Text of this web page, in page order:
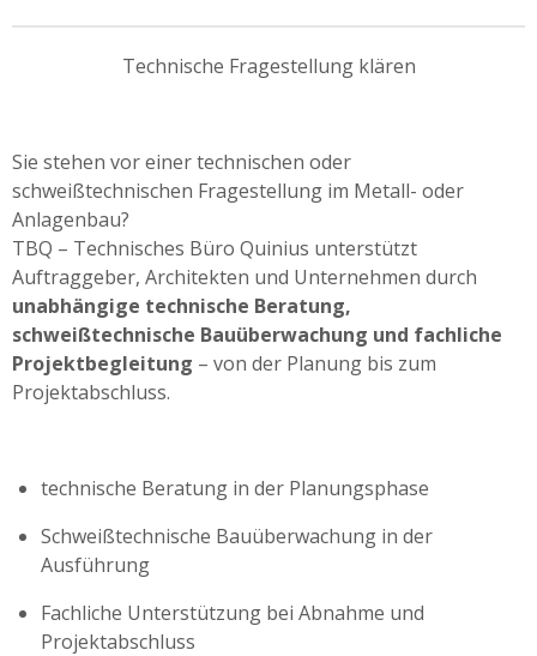
Technische Fragestellung klären
Sie stehen vor einer technischen oder
schweißtechnischen Fragestellung im Metall- oder
Anlagenbau?
TBQ – Technisches Büro Quinius unterstützt
Auftraggeber, Architekten und Unternehmen durch
unabhängige technische Beratung,
schweißtechnische Bauüberwachung und fachliche
Projektbegleitung – von der Planung bis zum
Projektabschluss.
technische Beratung in der Planungsphase
Schweißtechnische Bauüberwachung in der
Ausführung
Fachliche Unterstützung bei Abnahme und
Projektabschluss